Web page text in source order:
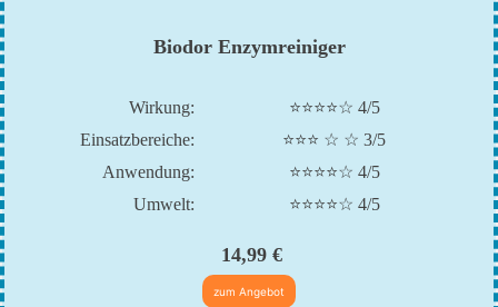
Biodor Enzymreiniger
Wirkung:
⭐⭐⭐⭐☆ 4/5
Einsatzbereiche:
⭐⭐⭐ ☆ ☆ 3/5
Anwendung:
⭐⭐⭐⭐☆ 4/5
Umwelt:
⭐⭐⭐⭐☆ 4/5
14,99 €
zum Angebot